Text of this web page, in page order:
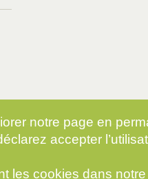
notre page en
accepter
les cookies dans notre